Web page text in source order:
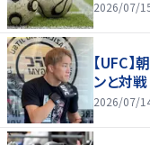
2026/07/
【UFC
ンと対戦
2026/07/